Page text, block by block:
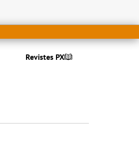
Revistes PX